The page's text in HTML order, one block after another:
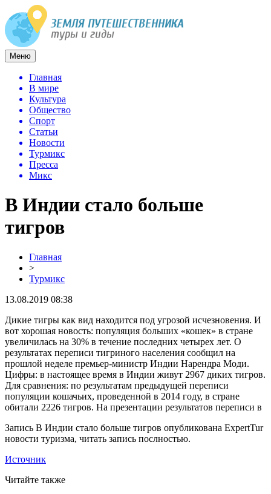
Меню
Главная
В мире
Культура
Общество
Спорт
Статьи
Новости
Турмикс
Пресса
Микс
В Индии стало больше
тигров
Главная
>
Турмикс
13.08.2019 08:38
Дикие тигры как вид находится под угрозой исчезновения. И
вот хорошая новость: популяция больших «кошек» в стране
увеличилась на 30% в течение последних четырех лет. О
результатах переписи тигриного населения сообщил на
прошлой неделе премьер-министр Индии Нарендра Моди.
Цифры: в настоящее время в Индии живут 2967 диких тигров.
Для сравнения: по результатам предыдущей переписи
популяции кошачьих, проведенной в 2014 году, в стране
обитали 2226 тигров. На презентации результатов переписи в
Запись В Индии стало больше тигров опубликована ExpertTur
новости туризма, читать запись послностью.
Источник
Читайте также